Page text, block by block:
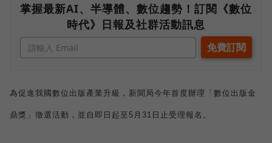
掌握最新AI、半導體、數位趨勢！訂閱《數位
時代》日報及社群活動訊息
為促進我國數位出版產業升級，新聞局今年首度辦理「數位出版金
鼎獎」徵選活動，並自即日起至 5 月 31 日 止受理報名。